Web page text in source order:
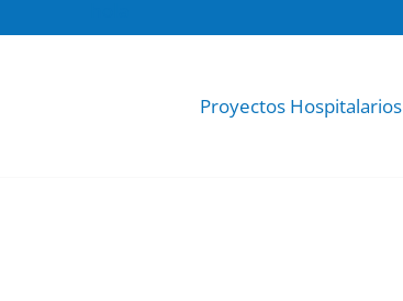
Proyectos Hospitalarios